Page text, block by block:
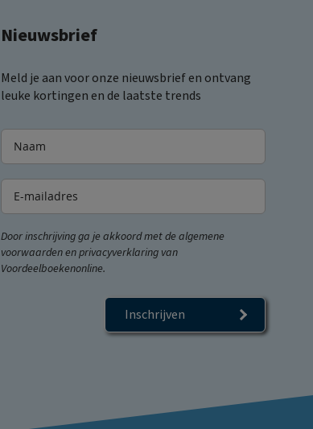
Nieuwsbrief
Meld je aan voor onze nieuwsbrief en ontvang
leuke kortingen en de laatste trends
Door inschrijving ga je akkoord met de algemene
voorwaarden en privacyverklaring van
Voordeelboekenonline.
Inschrijven